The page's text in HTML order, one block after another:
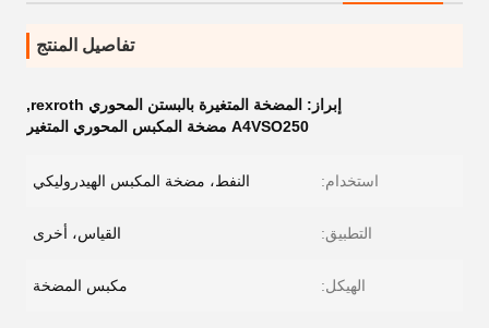
تفاصيل المنتج
إبراز: المضخة المتغيرة بالبستن المحوري rexroth
,
A4VSO250 مضخة المكبس المحوري المتغير
استخدام: النفط، مضخة المكبس الهيدروليكي
التطبيق: القياس، أخرى
الهيكل: مكبس المضخة